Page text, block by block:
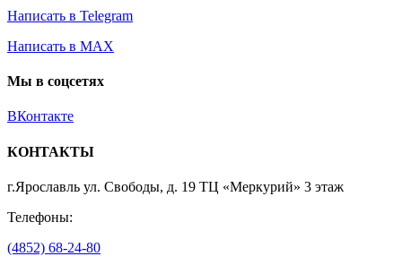
Написать в Telegram
Написать в MAX
Мы в соцсетях
ВКонтакте
КОНТАКТЫ
г.Ярославль ул. Свободы, д. 19 ТЦ «Меркурий» 3 этаж
Телефоны:
(4852) 68-24-80